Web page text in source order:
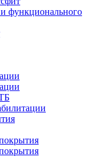
функционального